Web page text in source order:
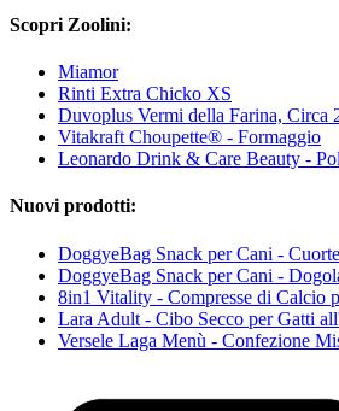
Scopri Zoolini:
Miamor
Rinti Extra Chicko XS
Duvoplus Vermi della Farina, Circa
Vitakraft Choupette® - Formaggio
Leonardo Drink & Care Beauty -
Nuovi prodotti:
DoggyeBag Snack per Cani -
DoggyeBag Snack per Cani -
8in1 Vitality - Compresse di Calcio
Lara Adult - Cibo Secco per Gatti
Versele Laga Menù - Confezione